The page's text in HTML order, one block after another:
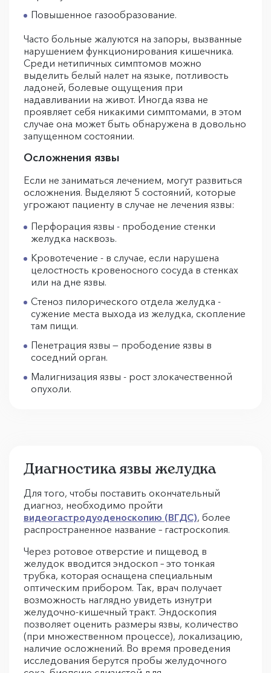
Повышенное газообразование.
Часто больные жалуются на запоры, вызванные
нарушением функционирования кишечника.
Среди нетипичных симптомов можно
выделить белый налет на языке, потливость
ладоней, болевые ощущения при
надавливании на живот. Иногда язва не
проявляет себя никакими симптомами, в этом
случае она может быть обнаружена в довольно
запущенном состоянии.
Осложнения язвы
Если не заниматься лечением, могут развиться
осложнения. Выделяют 5 состояний, которые
угрожают пациенту в случае не лечения язвы:
Перфорация язвы - прободение стенки
желудка насквозь.
Кровотечение - в случае, если нарушена
целостность кровеносного сосуда в стенках
или на дне язвы.
Стеноз пилорического отдела желудка -
сужение места выхода из желудка, скопление
там пищи.
Пенетрация язвы — прободение язвы в
соседний орган.
Малигнизация язвы - рост злокачественной
опухоли.
Диагностика язвы желудка
Для того, чтобы поставить окончательный
диагноз, необходимо пройти
видеогастродуоденоскопию (ВГДС), более
распространенное название – гастроскопия.
Через ротовое отверстие и пищевод в
желудок вводится эндоскоп – это тонкая
трубка, которая оснащена специальным
оптическим прибором. Так, врач получает
возможность наглядно увидеть изнутри
желудочно-кишечный тракт. Эндоскопия
позволяет оценить размеры язвы, количество
(при множественном процессе), локализацию,
наличие осложнений. Во время проведения
исследования берутся пробы желудочного